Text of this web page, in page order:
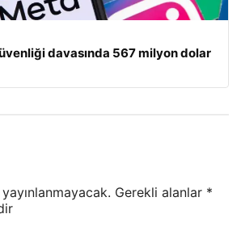
davasında 567 milyon dolar
Gerekli alanlar *